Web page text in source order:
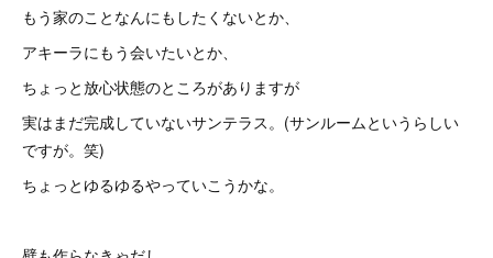
もう家のことなんにもしたくないとか、
アキーラにもう会いたいとか、
ちょっと放心状態のところがありますが
実はまだ完成していないサンテラス。(サンルームというらしい
ですが。笑)
ちょっとゆるゆるやっていこうかな。